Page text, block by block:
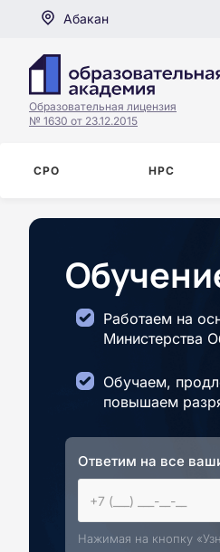
Абакан
Образовательная лицензия
№ 1630 от 23.12.2015
СРО НРС
Работаем на
Министерства
Обучаем,
повышаем
Ответим на все
Нажимая на кнопку